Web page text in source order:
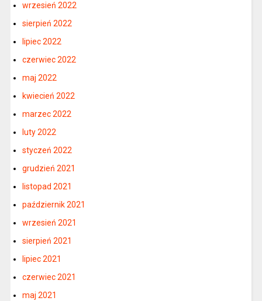
wrzesień 2022
sierpień 2022
lipiec 2022
czerwiec 2022
maj 2022
kwiecień 2022
marzec 2022
luty 2022
styczeń 2022
grudzień 2021
listopad 2021
październik 2021
wrzesień 2021
sierpień 2021
lipiec 2021
czerwiec 2021
maj 2021